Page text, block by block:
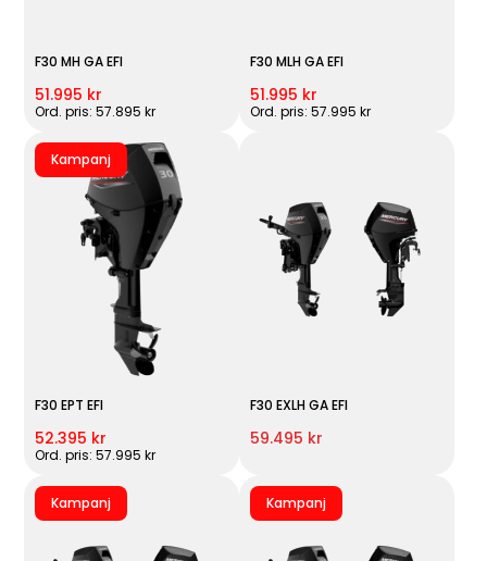
F30 MH GA EFI
51.995 kr
Ord. pris: 57.895 kr
F30 MLH GA EFI
51.995 kr
Ord. pris: 57.995 kr
Kampanj
F30 EPT EFI
52.395 kr
Ord. pris: 57.995 kr
F30 EXLH GA EFI
59.495 kr
Kampanj Kampanj